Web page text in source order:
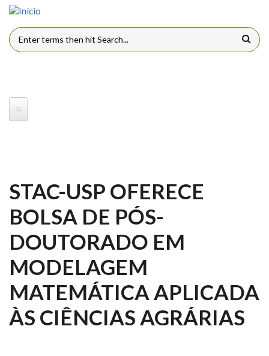
Pular para o conteúdo principal
FORMULÁRIO DE BUSCA
STAC-USP OFERECE
BOLSA DE PÓS-
DOUTORADO EM
MODELAGEM
MATEMÁTICA APLICADA
ÀS CIÊNCIAS AGRÁRIAS